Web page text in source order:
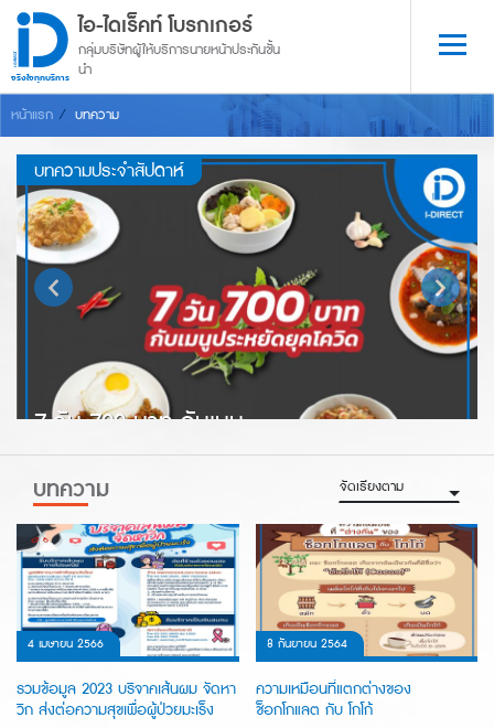
จริงใจทุกบริการ
ไอ-ไดเร็คท์ โบรกเกอร์
กลุ่มบริษัทผู้ให้บริการนายหน้าประกันชั้น
นำ
หน้าแรก บทความ
บทความประจำสัปดาห์
7 วัน 700 บาท กับเมนู
ประหยัดยุคโควิด
บทความ จัดเรียงตาม
4 เมษายน 2566
รวมข้อมูล 2023 บริจาคเส้นผม จัดหา
วิก ส่งต่อความสุขเพื่อผู้ป่วยมะเร็ง
8 กันยายน 2564
ความเหมือนที่แตกต่างของ
ช็อกโกแลต กับ โกโก้